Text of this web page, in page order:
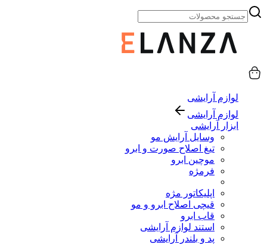
لوازم آرایشی
لوازم آرایشی
ابزار آرایشی
وسایل آرایش مو
تیغ اصلاح صورت و ابرو
موچین ابرو
فرمژه
اپلیکاتور مژه
قیچی اصلاح ابرو و مو
قاب ابرو
استند لوازم آرایشی
پد و بلندر آرایشی